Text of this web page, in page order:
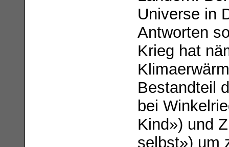
Universe in
Antworten
Krieg hat
Bestandteil
bei
Kind») und
selbst») um